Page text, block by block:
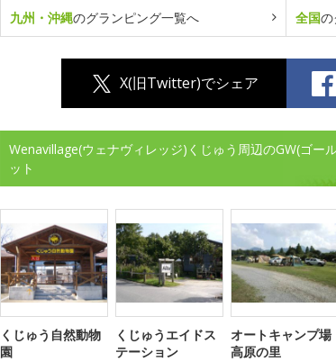
九州・沖縄のグランピング一覧へ 全国の
X(旧Twitter)でシェア
Wenavillage(ウェナヴィレッジ)くじゅう周辺のGW(ゴー
ット
くじゅう自然動物
園
くじゅうエイドス
テーション
オートキャンプ場
高原の里